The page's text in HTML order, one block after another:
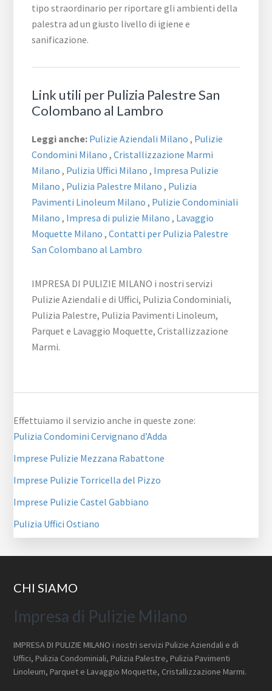
tipo straordinario per riportare gli ambienti della
palestra ad un giusto livello di igiene e
sanificazione.
Link utili per Pulizia Palestre San
Colombano al Lambro
Leggi anche: Pulizie Aziendali Milano, Pulizie
Condomini Milano,Cristallizzazione Marmi
Milano, Pulizia Uffici Milano, Impresa Pulizie
Milano, Pulizia Palestre Milano, Pulizia
Pavimenti Linoleum Milano, Pulizie Condominiali
Milano, Impresa di pulizie Milano, Lavaggio
Moquette Milano,Contatti per Pulizia Palestre
San Colombano al Lambro
IMPRESA DI PULIZIE MILANO i nostri servizi
Pulizie Aziendali e di Uffici, Pulizia Condominiali,
Pulizia Palestre, Pulizia Pavimenti Linoleum,
Parquet e Lavaggio Moquette, Cristallizzazione
Marmi.
Effettuiamo il servizio anche in queste zone:
Pulizia Condomini Cervignano d’Adda
Imprese Pulizie Mezzana Rabattone
Imprese Pulizie Torricella del Pizzo
Imprese Pulizie Castel Gabbiano
Pulizia Uffici Ostiano
Footer
CHI SIAMO
Impresa di Pulizie Milano
IMPRESA DI PULIZIE MILANO i nostri servizi Pulizie Aziendali e di
Uffici, Pulizia Condominiali, Pulizia Palestre, Pulizia Pavimenti
Linoleum, Parquet e Lavaggio Moquette, Cristallizzazione Marmi.